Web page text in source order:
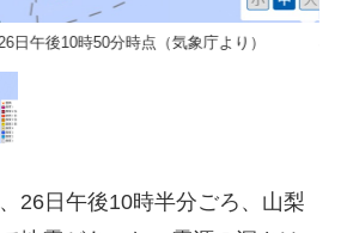
日午後10時50分時点（気象庁より）
26日午後10時半分ごろ、山梨